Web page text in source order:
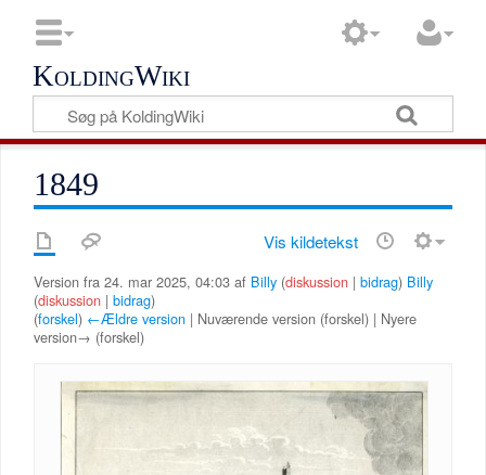
KoldingWiki
1849
Vis kildetekst
Version fra 24. mar 2025, 04:03 af Billy (diskussion |bidrag) Billy
(diskussion |bidrag)
(forskel) ←Ældre version | Nuværende version (forskel) | Nyere
version→ (forskel)